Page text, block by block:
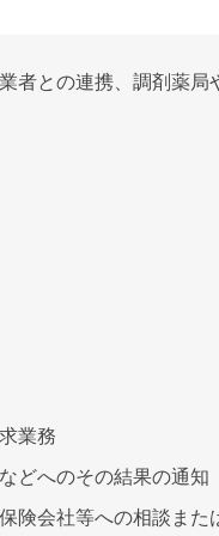
者との連携、調剤薬局
業務
どへのその結果の通知
険会社等への相談また